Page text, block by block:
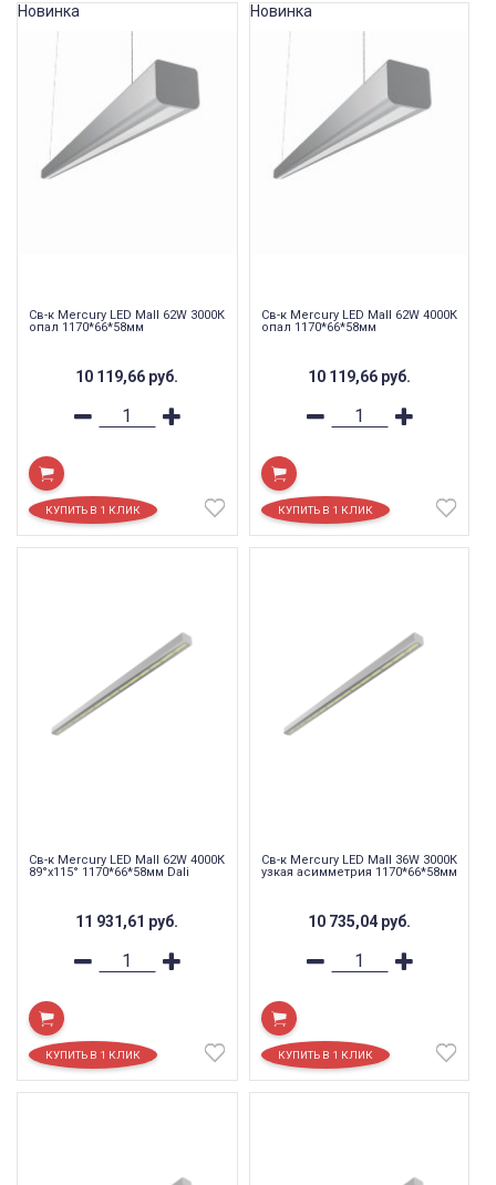
Св-к Mercury LED Mall 62W 3000К
опал 1170*66*58мм
10 119,66 руб.
Новинка
Св-к Mercury LED Mall 62W 4000К
опал 1170*66*58мм
10 119,66 руб.
Новинка
Св-к Mercury LED Mall 62W 4000К
89°x115° 1170*66*58мм Dali
11 931,61 руб.
Св-к Mercury LED Mall 36W 3000К
узкая асимметрия 1170*66*58мм
10 735,04 руб.